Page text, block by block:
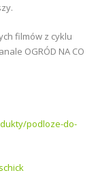
filmów z cyklu
OGRÓD NA CO
podloze-do-